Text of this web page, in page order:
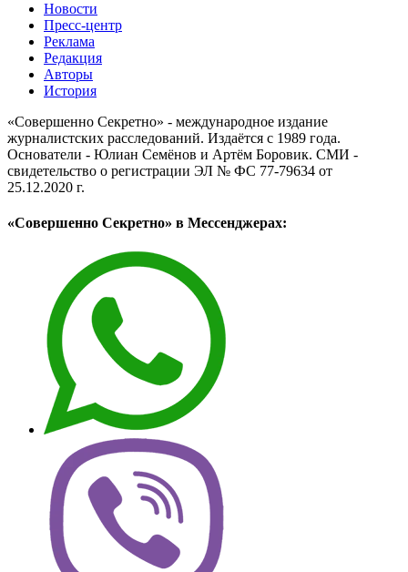
Новости
Пресс-центр
Реклама
Редакция
Авторы
История
«Совершенно Секретно» - международное издание
журналистских расследований. Издаётся с 1989 года.
Основатели - Юлиан Семёнов и Артём Боровик. CМИ -
свидетельство о регистрации ЭЛ № ФС 77-79634 от
25.12.2020 г.
«Совершенно Секретно» в Мессенджерах: